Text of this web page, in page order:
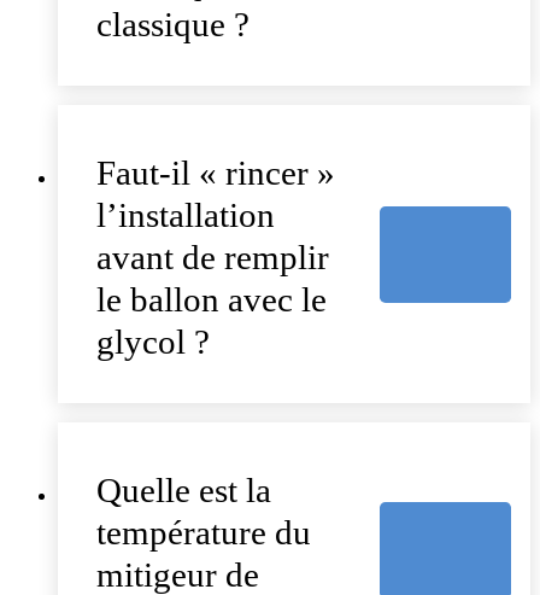
classique ?
Faut-il « rincer »
l’installation
avant de remplir
le ballon avec le
glycol ?
Quelle est la
température du
mitigeur de